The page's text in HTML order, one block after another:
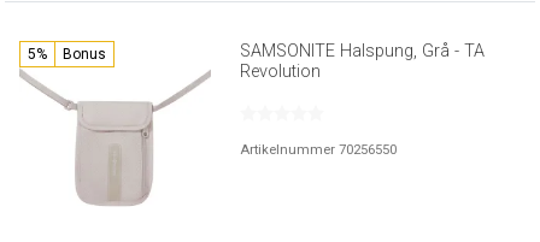
5% Bonus
SAMSONITE Halspung, Grå - TA
Revolution
Artikelnummer 70256550